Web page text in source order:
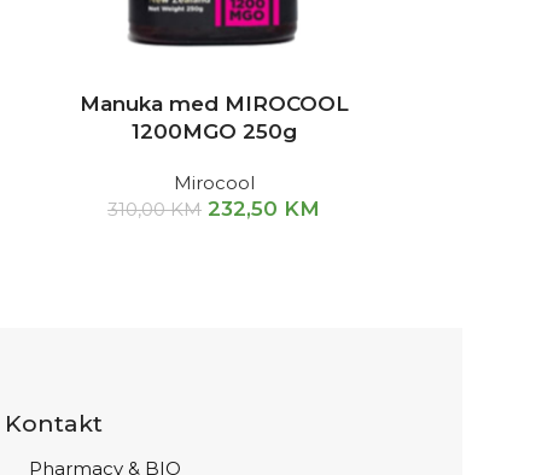
Manuka med MIROCOOL
1200MGO 250g
Mirocool
310,00KM 232,50 KM
Kontakt
Pharmacy & BIO